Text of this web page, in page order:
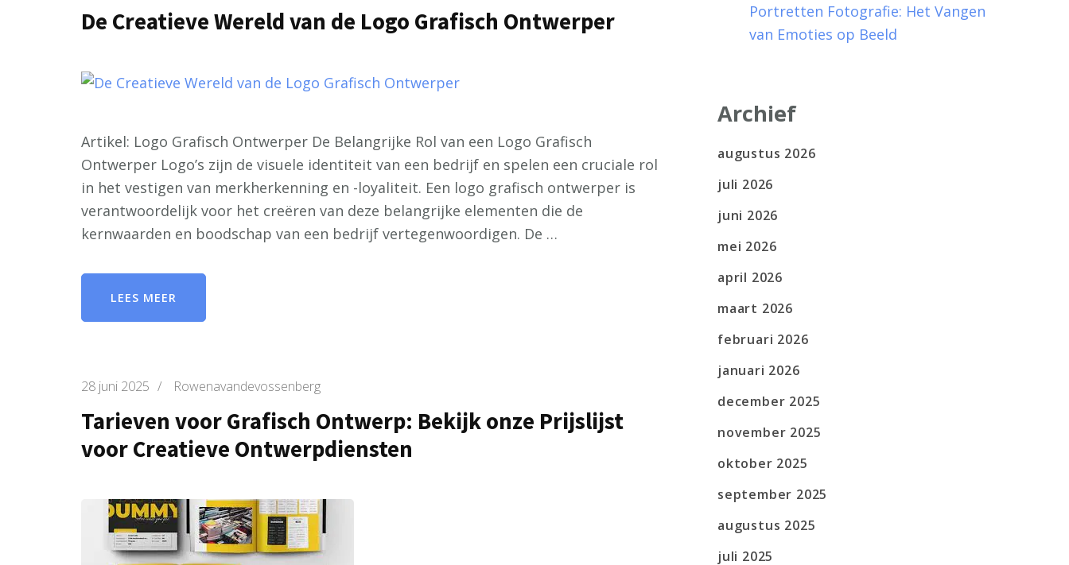
De Creatieve Wereld van de Logo Grafisch Ontwerper
Artikel: Logo Grafisch Ontwerper De Belangrijke Rol van een Logo Grafisch
Ontwerper Logo’s zijn de visuele identiteit van een bedrijf en spelen een cruciale rol
in het vestigen van merkherkenning en -loyaliteit. Een logo grafisch ontwerper is
verantwoordelijk voor het creëren van deze belangrijke elementen die de
kernwaarden en boodschap van een bedrijf vertegenwoordigen. De …
LEES MEER
28 juni 2025 / Rowenavandevossenberg
Tarieven voor Grafisch Ontwerp: Bekijk onze Prijslijst
voor Creatieve Ontwerpdiensten
Portretten Fotografie: Het Vangen
van Emoties op Beeld
Archief
augustus 2026
juli 2026
juni 2026
mei 2026
april 2026
maart 2026
februari 2026
januari 2026
december 2025
november 2025
oktober 2025
september 2025
augustus 2025
juli 2025